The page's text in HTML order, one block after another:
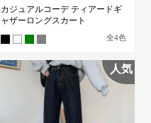
カジュアルコーデ ティアードギ
ャザーロングスカート
全4色
人気